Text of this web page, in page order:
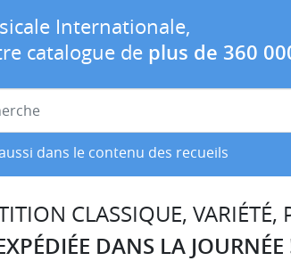
Internationale,
catalogue de plus de 360
dans le contenu des recueils
CLASSIQUE, VARIÉTÉ,
DANS LA JOURNÉE